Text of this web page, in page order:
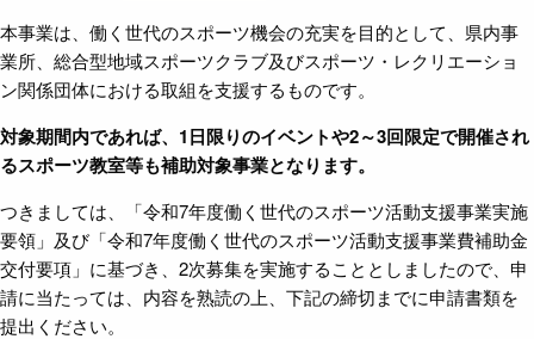
本事業は、働く世代のスポーツ機会の充実を目的として、県内事
業所、総合型地域スポーツクラブ及びスポーツ・レクリエーショ
ン関係団体における取組を支援するものです。
対象期間内であれば、1日限りのイベントや2～3回限定で開催され
るスポーツ教室等も補助対象事業となります。
つきましては、「令和7年度働く世代のスポーツ活動支援事業実施
要領」及び「令和7年度働く世代のスポーツ活動支援事業費補助金
交付要項」に基づき、2次募集を実施することとしましたので、申
請に当たっては、内容を熟読の上、下記の締切までに申請書類を
提出ください。